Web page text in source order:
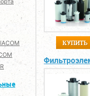
КУПИТЬ